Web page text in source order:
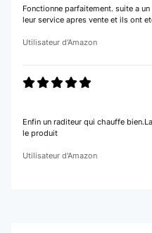
Fonctionne parfaitement. suite a
leur service apres vente et ils ont
Utilisateur d'Amazon
Enfin un raditeur qui chauffe
le produit
Utilisateur d'Amazon